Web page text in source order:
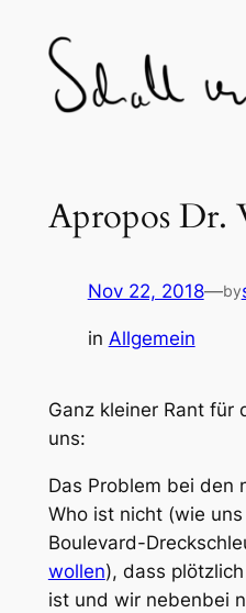
content
Apropos Dr.
Nov 22, 2018—by
in Allgemein
Ganz kleiner Rant für
uns:
Das Problem bei den
Who ist nicht (wie
Boulevard-
wollen), dass
ist und wir nebenbei